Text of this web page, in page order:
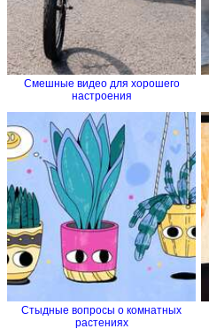
Смешные видео для хорошего
настроения
Стыдные вопросы о комнатных
растениях